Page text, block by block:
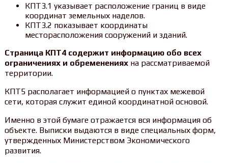
КПТ3.1 указывает расположение границ в виде
координат земельных наделов.
КПТ3.2 показывает координаты
месторасположения сооружений и зданий.
Страница КПТ4 содержит информацию обо всех
ограничениях и обремененияхна рассматриваемой
территории.
КПТ5 располагает информацией о пунктах межевой
сети, которая служит единой координатной основой.
Именно в этой бумаге отражается вся информация об
объекте. Выписки выдаются в виде специальных форм,
утвержденных Министерством Экономического
развития.